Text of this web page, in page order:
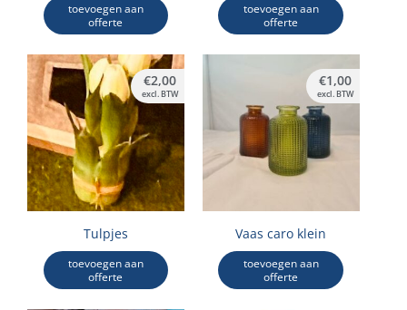
toevoegen aan
offerte
toevoegen aan
offerte
Tulpjes
toevoegen aan
offerte
€2,00
excl. BTW
Vaas caro klein
toevoegen aan
offerte
€1,00
excl. BTW